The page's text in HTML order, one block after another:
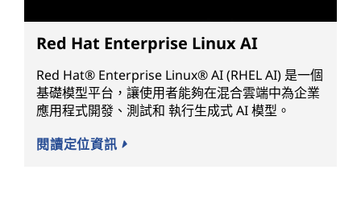
Red Hat Enterprise Linux AI
Red Hat® Enterprise Linux® AI (RHEL AI) 是一個
基礎模型平台，讓使用者能夠在混合雲端中為企業
應用程式開發、測試和 執行生成式 AI 模型。
閱讀定位資訊